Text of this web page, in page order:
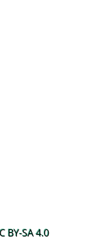
BY-SA 4.0